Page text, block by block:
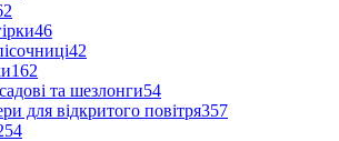
46
42
162
та шезлонги54
для відкритого повітря357